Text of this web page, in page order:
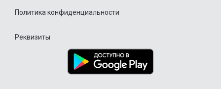
Политика конфиденциальности
Реквизиты